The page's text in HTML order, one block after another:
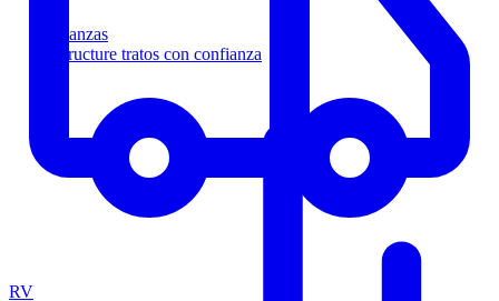
Finanzas
Estructure tratos con confianza
RV